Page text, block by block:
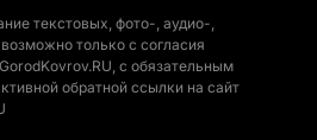
текстовых, фото-, аудио-,
только с согласия
с обязательным
обратной ссылки на сайт